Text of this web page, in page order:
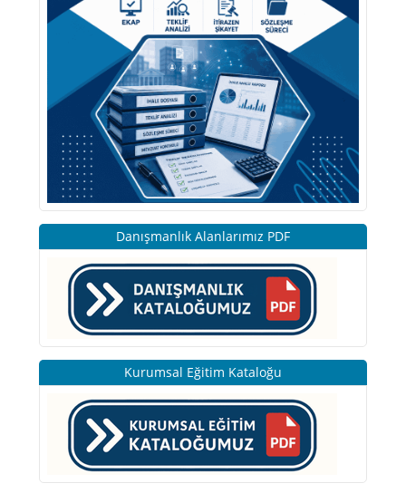
Danışmanlık Alanlarımız PDF
Kurumsal Eğitim Kataloğu